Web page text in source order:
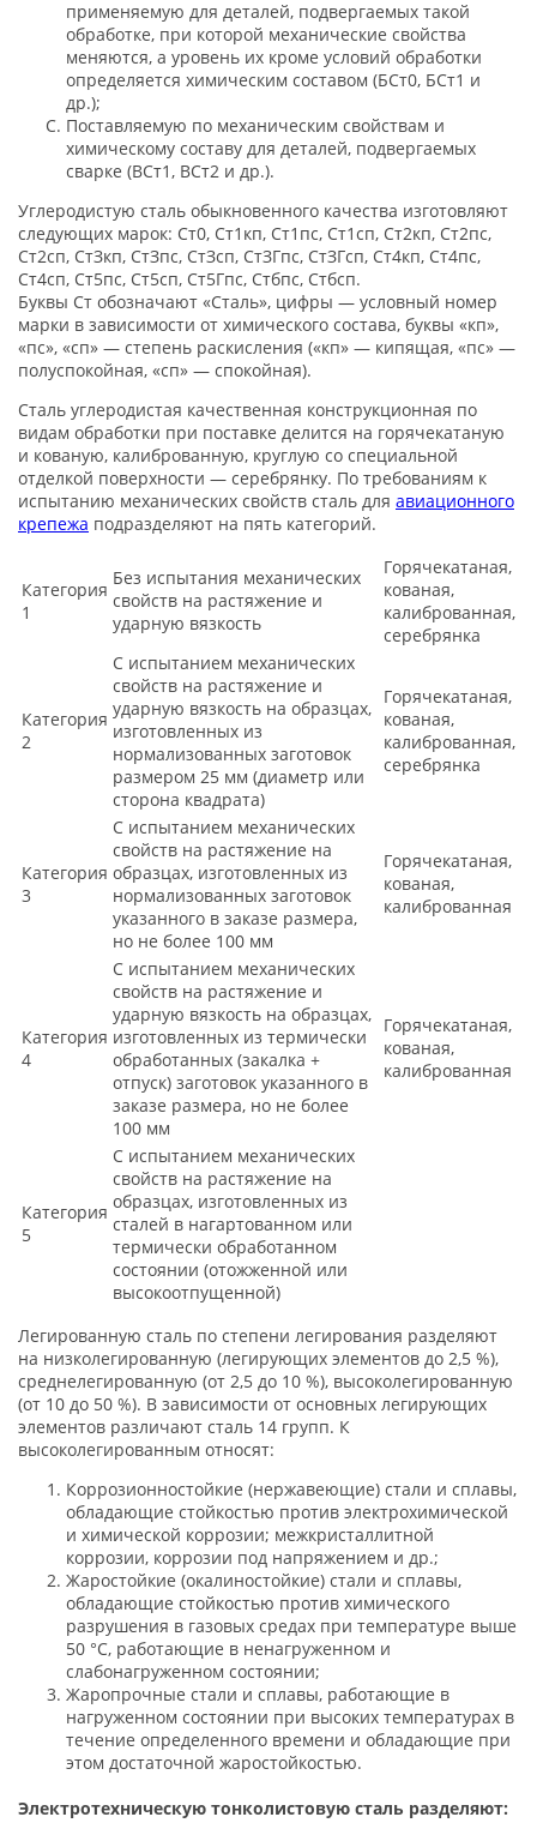
применяемую для деталей, подвергаемых такой
обработке, при которой механические свойства
меняются, а уровень их кроме условий обработки
определяется химическим составом (БСт0, БСт1 и
др.);
Поставляемую по механическим свойствам и
химическому составу для деталей, подвергаемых
сварке (ВСт1, ВСт2 и др.).
Углеродистую сталь обыкновенного качества изготовляют
следующих марок: Ст0, Ст1кп, Ст1пс, Ст1сп, Ст2кп, Ст2пс,
Ст2сп, СтЗкп, СтЗпс, СтЗсп, СтЗГпс, СтЗГсп, Ст4кп, Ст4пс,
Ст4сп, Ст5пс, Ст5сп, Ст5Гпс, Стбпс, Стбсп.
Буквы Ст обозначают «Сталь», цифры — условный номер
марки в зависимости от химического состава, буквы «кп»,
«пс», «сп» — степень раскисления («кп» — кипящая, «пс» —
полуспокойная, «сп» — спокойная).
Сталь углеродистая качественная конструкционная по
видам обработки при поставке делится на горячекатаную
и кованую, калиброванную, круглую со специальной
отделкой поверхности — серебрянку. По требованиям к
испытанию механических свойств сталь для авиационного
крепежа подразделяют на пять категорий.
Категория
1
Без испытания механических
свойств на растяжение и
ударную вязкость
Горячекатаная,
кованая,
калиброванная,
серебрянка
Категория
2
С испытанием механических
свойств на растяжение и
ударную вязкость на образцах,
изготовленных из
нормализованных заготовок
размером 25 мм (диаметр или
сторона квадрата)
Горячекатаная,
кованая,
калиброванная,
серебрянка
Категория
3
С испытанием механических
свойств на растяжение на
образцах, изготовленных из
нормализованных заготовок
указанного в заказе размера,
но не более 100 мм
Горячекатаная,
кованая,
калиброванная
Категория
4
С испытанием механических
свойств на растяжение и
ударную вязкость на образцах,
изготовленных из термически
обработанных (закалка +
отпуск) заготовок указанного в
заказе размера, но не более
100 мм
Горячекатаная,
кованая,
калиброванная
Категория
5
С испытанием механических
свойств на растяжение на
образцах, изготовленных из
сталей в нагартованном или
термически обработанном
состоянии (отожженной или
высокоотпущенной)
Легированную сталь по степени легирования разделяют
на низколегированную (легирующих элементов до 2,5 %),
среднелегированную (от 2,5 до 10 %), высоколегированную
(от 10 до 50 %). В зависимости от основных легирующих
элементов различают сталь 14 групп. К
высоколегированным относят:
Коррозионностойкие (нержавеющие) стали и сплавы,
обладающие стойкостью против электрохимической
и химической коррозии; межкристаллитной
коррозии, коррозии под напряжением и др.;
Жаростойкие (окалиностойкие) стали и сплавы,
обладающие стойкостью против химического
разрушения в газовых средах при температуре выше
50 °С, работающие в ненагруженном и
слабонагруженном состоянии;
Жаропрочные стали и сплавы, работающие в
нагруженном состоянии при высоких температурах в
течение определенного времени и обладающие при
этом достаточной жаростойкостью.
Электротехническую тонколистовую сталь разделяют: